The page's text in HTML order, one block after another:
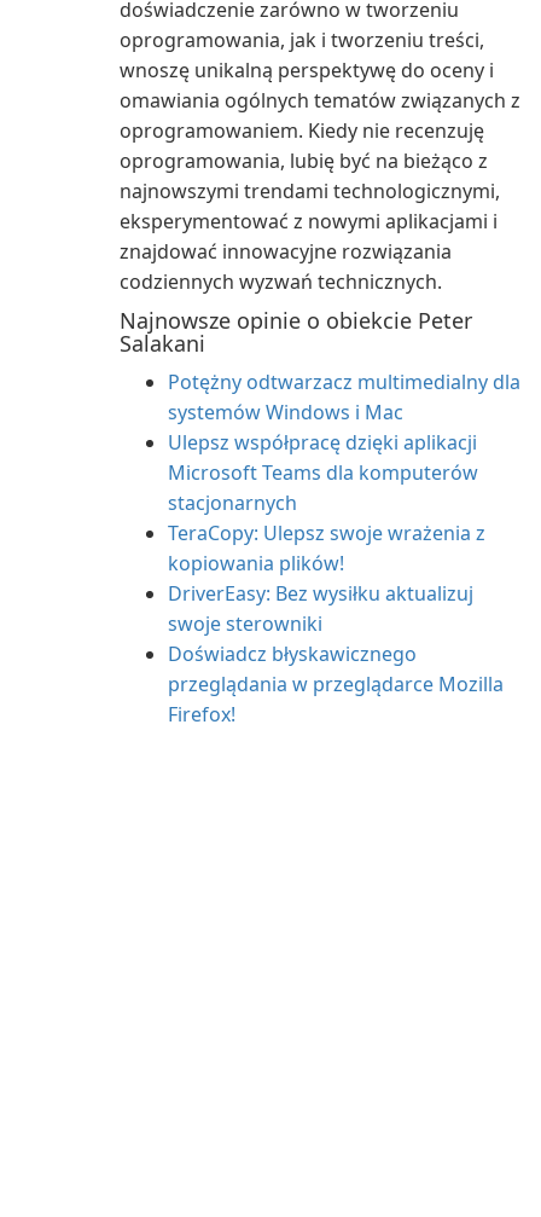
doświadczenie zarówno w tworzeniu
oprogramowania, jak i tworzeniu treści,
wnoszę unikalną perspektywę do oceny i
omawiania ogólnych tematów związanych z
oprogramowaniem. Kiedy nie recenzuję
oprogramowania, lubię być na bieżąco z
najnowszymi trendami technologicznymi,
eksperymentować z nowymi aplikacjami i
znajdować innowacyjne rozwiązania
codziennych wyzwań technicznych.
Najnowsze opinie o obiekcie Peter
Salakani
Potężny odtwarzacz multimedialny dla
systemów Windows i Mac
Ulepsz współpracę dzięki aplikacji
Microsoft Teams dla komputerów
stacjonarnych
TeraCopy: Ulepsz swoje wrażenia z
kopiowania plików!
DriverEasy: Bez wysiłku aktualizuj
swoje sterowniki
Doświadcz błyskawicznego
przeglądania w przeglądarce Mozilla
Firefox!